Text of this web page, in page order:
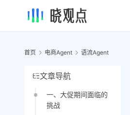
首页 电商Agent 语流Agent
文章导航
一、大促期间面临的
挑战